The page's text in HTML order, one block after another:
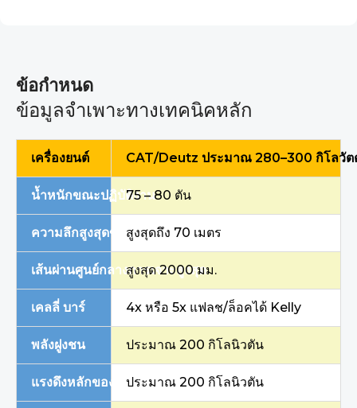
ข้อกำหนด
ข้อมูลจำเพาะทางเทคนิคหลัก
เครื่องยนต์ CAT/Deutz ประมาณ 280–300 กิโลวัต
น้ำหนักขณะปฏิบัติงาน75 – 80 ตัน
ความลึกสูงสุดของการเจาะ
สูงสุดถึง 70 เมตร
เส้นผ่านศูนย์กลางการเจาะสูงสุด
สูงสุด 2000 มม.
เคลลี่ บาร์ 4x หรือ 5x แฟลช/ล็อคได้ Kelly
พลังฝูงชน ประมาณ 200 กิโลนิวตัน
แรงดึงหลักของวินช์ประมาณ 200 กิโลนิวตัน